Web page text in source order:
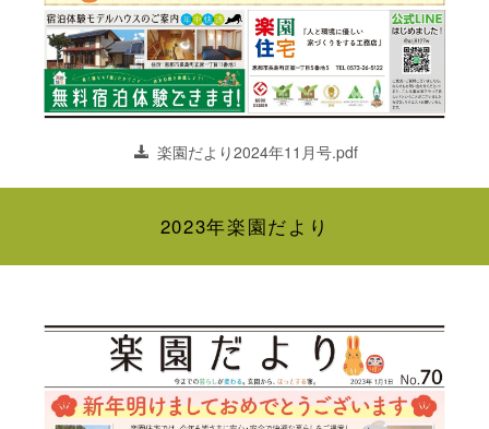
楽園だより2024年11月号.pdf
2023年楽園だより